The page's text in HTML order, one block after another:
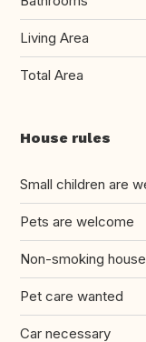
Living Area
Total Area
House rules
Small children are
Pets are welcome
Non-smoking house
Pet care wanted
Car necessary